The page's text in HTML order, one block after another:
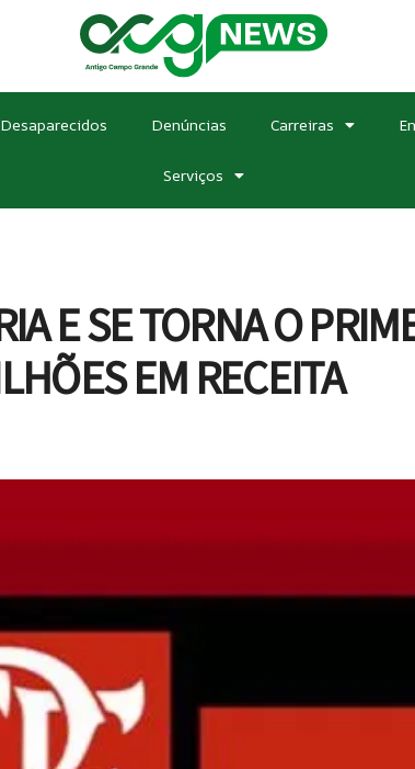
Desaparecidos Denúncias Carreiras
Serviços
E SE TORNA O
EM RECEITA